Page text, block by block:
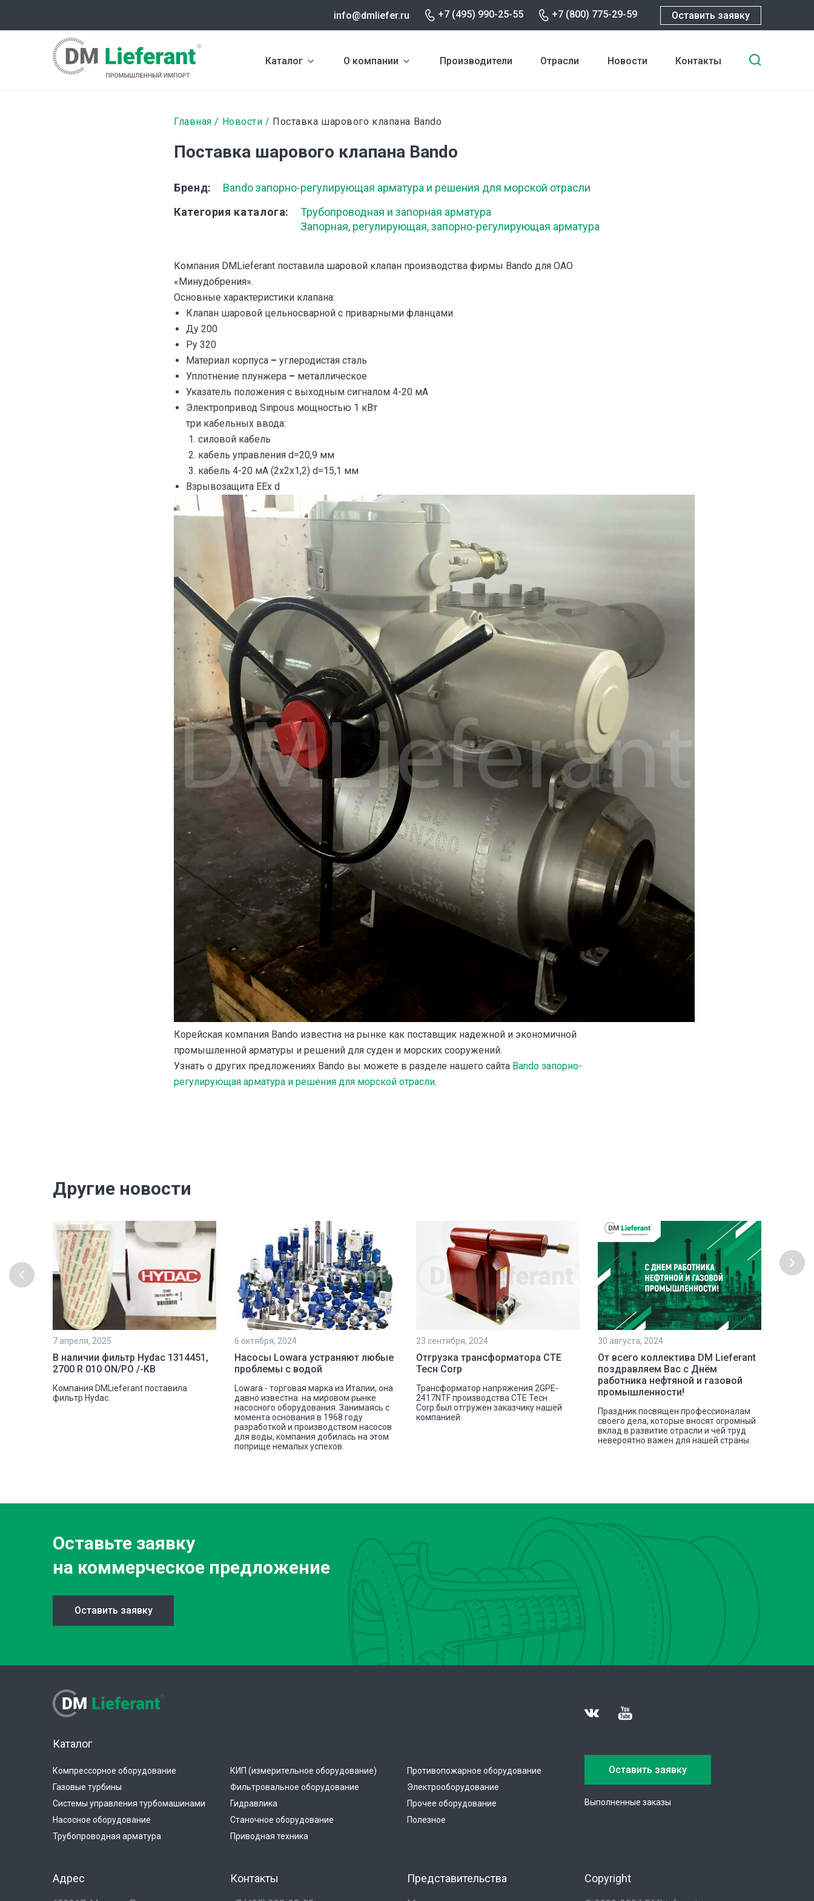
содержанию
info@dmliefer.ru +7 (495) 990-25-55 +7 (800) 775-29-59 Оставить заявку
Каталог О компании Производители Отрасли Новости Контакты
Строка
навигации
Главная Новости Поставка шарового клапана Bando
Поставка шарового клапана Bando
Бренд
Bando запорно-регулирующая арматура и решения для морской отрасли
Категория каталога
Трубопроводная и запорная арматура
Запорная, регулирующая, запорно-регулирующая арматура
Компания DMLieferant поставила шаровой клапан производства фирмы Bando для ОАО
«Минудобрения».
Основные характеристики клапана:
Клапан шаровой цельносварной с приварными фланцами
Ду 200
Pу 320
Материал корпуса – углеродистая сталь
Уплотнение плунжера – металлическое
Указатель положения с выходным сигналом 4-20 мА
Электропривод Sinpous мощностью 1 кВт
три кабельных ввода:
силовой кабель
кабель управления d=20,9 мм
кабель 4-20 мА (2х2х1,2) d=15,1 мм
Взрывозащита EEx d
Корейская компания Bando известна на рынке как поставщик надежной и экономичной
промышленной арматуры и решений для суден и морских сооружений.
Узнать о других предложениях Bando вы можете в разделе нашего сайта Bando запорно-
регулирующая арматура и решения для морской отрасли.
Другие новости
7 апреля, 2025
В наличии фильтр Hydac 1314451,
2700 R 010 ON/PO /-KB
Компания DMLieferant поставила
фильтр Hydac.
6 октября, 2024
Насосы Lowara устраняют любые
проблемы с водой
Lowara - торговая марка из Италии, она
давно известна на мировом рынке
насосного оборудования. Занимаясь с
момента основания в 1968 году
разработкой и производством насосов
для воды, компания добилась на этом
поприще немалых успехов.
23 сентября, 2024
Отгрузка трансформатора СТЕ
Тесн Corp
Трансформатор напряжения 2GPE-
2417NTF производства СТЕ Тесн
Corp.был отгружен заказчику нашей
компанией.
30 августа, 2024
От всего коллектива DM Lieferant
поздравляем Вас с Днём
работника нефтяной и газовой
промышленности!
Праздник посвящен профессионалам
своего дела, которые вносят огромный
вклад в развитие отрасли и чей труд
невероятно важен для нашей страны.
Оставьте заявку
на коммерческое предложение
Оставить заявку
Каталог
Компрессорное оборудование
Газовые турбины
Системы управления турбомашинами
Насосное оборудование
Трубопроводная арматура
КИП (измерительное оборудование)
Фильтровальное оборудование
Гидравлика
Станочное оборудование
Приводная техника
Противопожарное оборудование
Электрооборудование
Прочее оборудование
Полезное
Оставить заявку
Выполненные заказы
Адрес Контакты Представительства Copyright